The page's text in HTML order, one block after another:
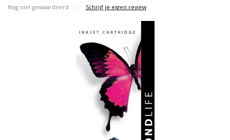
Nog niet gewaardeerd | Schrijf je eigen review